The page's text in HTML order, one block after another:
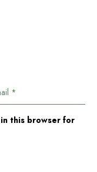
this browser for